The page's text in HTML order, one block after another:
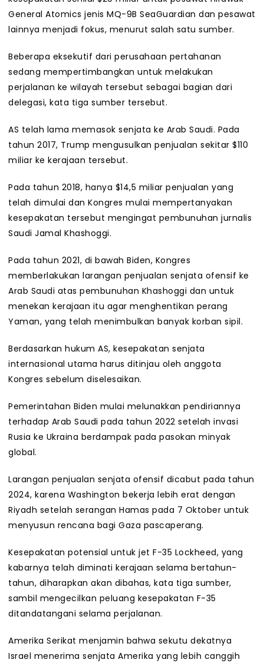
General Atomics jenis MQ-9B SeaGuardian dan pesawat
lainnya menjadi fokus, menurut salah satu sumber.
Beberapa eksekutif dari perusahaan pertahanan
sedang mempertimbangkan untuk melakukan
perjalanan ke wilayah tersebut sebagai bagian dari
delegasi, kata tiga sumber tersebut.
AS telah lama memasok senjata ke Arab Saudi. Pada
tahun 2017, Trump mengusulkan penjualan sekitar $110
miliar ke kerajaan tersebut.
Pada tahun 2018, hanya $14,5 miliar penjualan yang
telah dimulai dan Kongres mulai mempertanyakan
kesepakatan tersebut mengingat pembunuhan jurnalis
Saudi Jamal Khashoggi.
Pada tahun 2021, di bawah Biden, Kongres
memberlakukan larangan penjualan senjata ofensif ke
Arab Saudi atas pembunuhan Khashoggi dan untuk
menekan kerajaan itu agar menghentikan perang
Yaman, yang telah menimbulkan banyak korban sipil.
Berdasarkan hukum AS, kesepakatan senjata
internasional utama harus ditinjau oleh anggota
Kongres sebelum diselesaikan.
Pemerintahan Biden mulai melunakkan pendiriannya
terhadap Arab Saudi pada tahun 2022 setelah invasi
Rusia ke Ukraina berdampak pada pasokan minyak
global.
Larangan penjualan senjata ofensif dicabut pada tahun
2024, karena Washington bekerja lebih erat dengan
Riyadh setelah serangan Hamas pada 7 Oktober untuk
menyusun rencana bagi Gaza pascaperang.
Kesepakatan potensial untuk jet F-35 Lockheed, yang
kabarnya telah diminati kerajaan selama bertahun-
tahun, diharapkan akan dibahas, kata tiga sumber,
sambil mengecilkan peluang kesepakatan F-35
ditandatangani selama perjalanan.
Amerika Serikat menjamin bahwa sekutu dekatnya
Israel menerima senjata Amerika yang lebih canggih